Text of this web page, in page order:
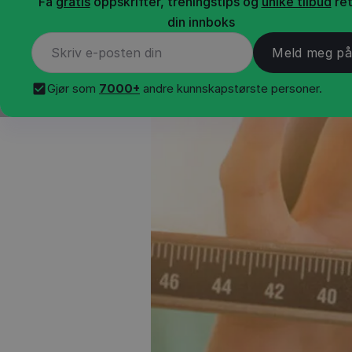
din innboks
Gjør som 7000+ andre kunnskapstørste personer.